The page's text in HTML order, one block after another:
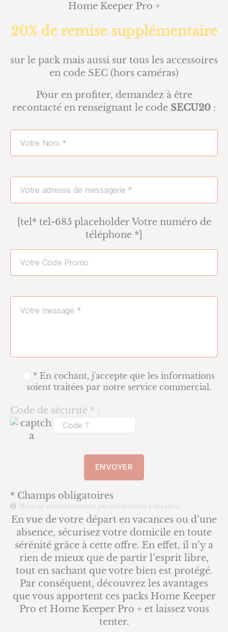
Home Keeper Pro +
20% de remise supplémentaire
sur le pack mais aussi sur tous les accessoires
en code SEC (hors caméras)
Pour en profiter, demandez à être
recontacté en renseignant le code SECU20 :
[tel* tel-685 placeholder Votre numéro de
téléphone *]
* En cochant, j'accepte que les informations
soient traitées par notre service commercial.
Code de sécurité * :
* Champs obligatoires
Nous ne communiquons pas vos données à des tiers.
En vue de votre départ en vacances ou d’une
absence, sécurisez votre domicile en toute
sérénité grâce à cette offre. En effet, il n’y a
rien de mieux que de partir l’esprit libre,
tout en sachant que votre bien est protégé.
Par conséquent, découvrez les avantages
que vous apportent ces packs Home Keeper
Pro et Home Keeper Pro + et laissez vous
tenter.